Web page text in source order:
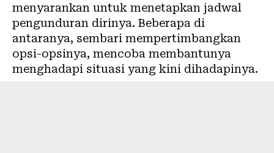
menyarankan untuk menetapkan jadwal
pengunduran dirinya. Beberapa di
antaranya, sembari mempertimbangkan
opsi-opsinya, mencoba membantunya
menghadapi situasi yang kini dihadapinya.